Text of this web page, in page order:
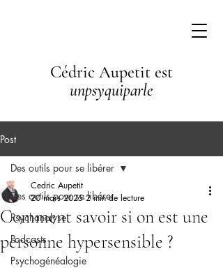
Cédric Aupetit est
unpsyquiparle
Post
Des outils pour se libérer
Psychanalyse
Podcasts
Psychogénéalogie
Des outils pour se libérer
Comment savoir si on est une
personne hypersensible ?
Cedric Aupetit
20 mars 2025 2 min de lecture